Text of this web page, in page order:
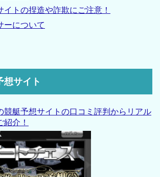
イトの捏造や詐欺にご注意！
ーについて
想サイト
競艇予想サイトの口コミ評判からリアル
介！